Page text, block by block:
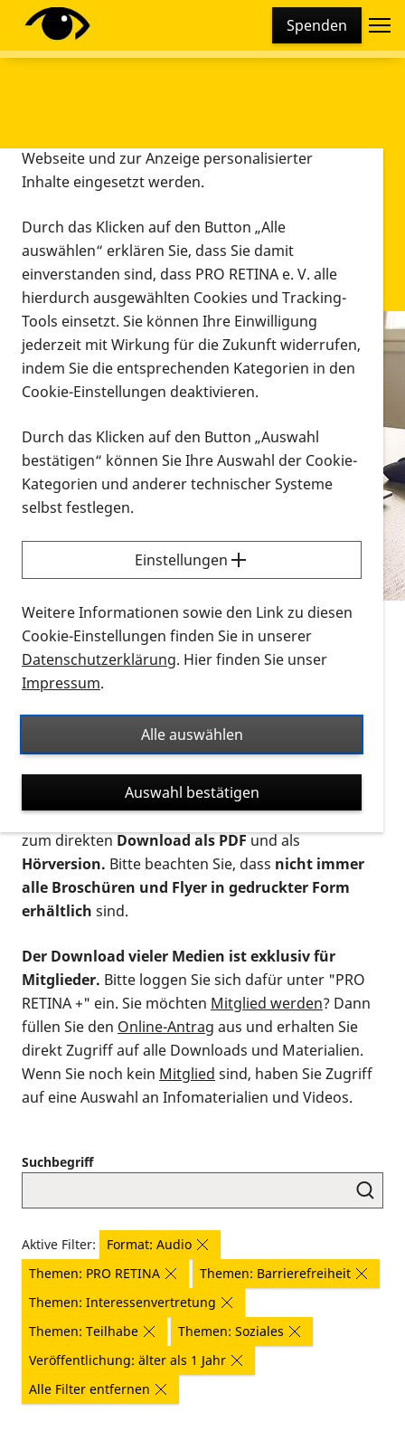
Spenden
Infomaterial
Infomaterial
Vorlesen
Alle Infomaterialien in verschiedenen
Formaten an einem Ort
Sie möchten wissen, wie Sie nach Infonmaterial
suchen und dieses bestellen bzw. herunterladen
können? Schauen Sie sich dieErklärvideos zum
Thema Infomaterial auf der PRO RETINA-Website
für blinde und sehbehinderte Menschen an.
Auf dieser Seite finden Sie sämtliches Infomaterial
Ort. Nutzen Sie den Formatfilter, um ausschließlich
nach Flyern und Broschüren, Audios oder Videos zu
suchen. Die meisten Flyer und Broschüren werden in
verschiedenen Formaten angeboten: zur
postalischen Bestellung als gedruckte Variante
zum direktenDownload als PDFund als
Hörversion. Bitte beachten Sie, dass nicht immer
alle Broschüren und Flyer in gedruckter Form
erhältlich sind.
Der Download vieler Medien ist exklusiv für
Mitglieder. Bitte loggen Sie sich dafür unter "PRO
RETINA +" ein. Sie möchten Mitglied werden? Dann
füllen Sie den Online-Antrag aus und erhalten Sie
direkt Zugriff auf alle Downloads und Materialien.
Wenn Sie noch kein Mitglied sind, haben Sie Zugriff
auf eine Auswahl an Infomaterialien und Videos.
Suchbegriff
Aktive Filter:
Format: Audio
Themen: PRO RETINA
Themen: Barrierefreiheit
Themen: Interessenvertretung
Themen: Teilhabe
Themen: Soziales
Veröffentlichung: älter als 1 Jahr
Alle Filter entfernen
Diese Webseite setzt verschiedene Cookies und
Tracking-Tools ein. Dies beinhaltet Cookies und
Webseite und zur Anzeige personalisierter
Inhalte eingesetzt werden.
Durch das Klicken auf den Button „Alle
auswählen“ erklären Sie, dass Sie damit
einverstanden sind, dass PRO RETINA e. V. alle
hierdurch ausgewählten Cookies und Tracking-
Tools einsetzt. Sie können Ihre Einwilligung
jederzeit mit Wirkung für die Zukunft widerrufen,
indem Sie die entsprechenden Kategorien in den
Cookie-Einstellungen deaktivieren.
Durch das Klicken auf den Button „Auswahl
bestätigen“ können Sie Ihre Auswahl der Cookie-
Kategorien und anderer technischer Systeme
selbst festlegen.
Einstellungen
Weitere Informationen sowie den Link zu diesen
Cookie-Einstellungen finden Sie in unserer
Datenschutzerklärung. Hier finden Sie unser
Impressum.
Alle auswählen
Auswahl bestätigen